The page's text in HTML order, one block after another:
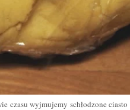
czasu wyjmujemy schłodzone